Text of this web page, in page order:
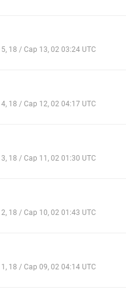
18 / Cap 13, 02 03:24 UTC
18 / Cap 12, 02 04:17 UTC
18 / Cap 11, 02 01:30 UTC
18 / Cap 10, 02 01:43 UTC
18 / Cap 09, 02 04:14 UTC